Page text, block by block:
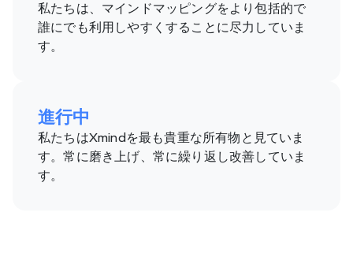
私たちは、マインドマッピングをより包括的で
誰にでも利用しやすくすることに尽力していま
す。
進行中
私たちはXmindを最も貴重な所有物と見ていま
す。常に磨き上げ、常に繰り返し改善していま
す。